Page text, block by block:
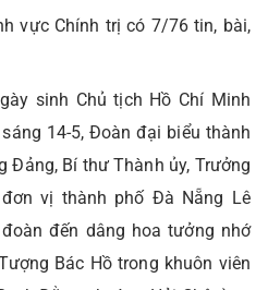
vực Chính trị có 7/76 tin, bài,
sinh Chủ tịch Hồ Chí Minh
14-5, Đoàn đại biểu thành
Đảng, Bí thư Thành ủy, Trưởng
vị thành phố Đà Nẵng Lê
đến dâng hoa tưởng nhớ
Bác Hồ trong khuôn viên